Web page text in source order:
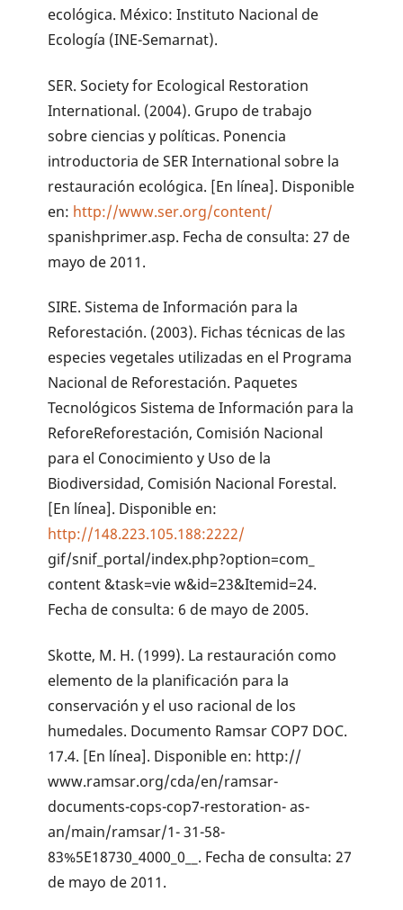
ecológica. México: Instituto Nacional de
Ecología (INE-Semarnat).
SER. Society for Ecological Restoration
International. (2004). Grupo de trabajo
sobre ciencias y políticas. Ponencia
introductoria de SER International sobre la
restauración ecológica. [En línea]. Disponible
en: http://www.ser.org/content/
spanishprimer.asp. Fecha de consulta: 27 de
mayo de 2011.
SIRE. Sistema de Información para la
Reforestación. (2003). Fichas técnicas de las
especies vegetales utilizadas en el Programa
Nacional de Reforestación. Paquetes
Tecnológicos Sistema de Información para la
ReforeReforestación, Comisión Nacional
para el Conocimiento y Uso de la
Biodiversidad, Comisión Nacional Forestal.
[En línea]. Disponible en:
http://148.223.105.188:2222/
gif/snif_portal/index.php?option=com_
content &task=vie w&id=23&Itemid=24.
Fecha de consulta: 6 de mayo de 2005.
Skotte, M. H. (1999). La restauración como
elemento de la planificación para la
conservación y el uso racional de los
humedales. Documento Ramsar COP7 DOC.
17.4. [En línea]. Disponible en: http://
www.ramsar.org/cda/en/ramsar-
documents-cops-cop7-restoration- as-
an/main/ramsar/1- 31-58-
83%5E18730_4000_0__. Fecha de consulta: 27
de mayo de 2011.